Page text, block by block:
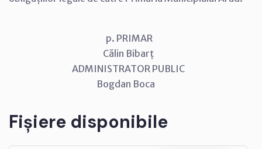
p. PRIMAR
Călin Bibarț
ADMINISTRATOR PUBLIC
Bogdan Boca
Fișiere disponibile